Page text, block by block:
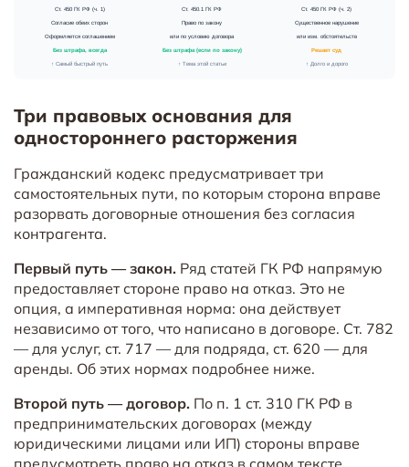
Три правовых основания для
одностороннего расторжения
Гражданский кодекс предусматривает три
самостоятельных пути, по которым сторона вправе
разорвать договорные отношения без согласия
контрагента.
Первый путь — закон. Ряд статей ГК РФ напрямую
предоставляет стороне право на отказ. Это не
опция, а императивная норма: она действует
независимо от того, что написано в договоре. Ст. 782
— для услуг, ст. 717 — для подряда, ст. 620 — для
аренды. Об этих нормах подробнее ниже.
Второй путь — договор. По п. 1 ст. 310 ГК РФ в
предпринимательских договорах (между
юридическими лицами или ИП) стороны вправе